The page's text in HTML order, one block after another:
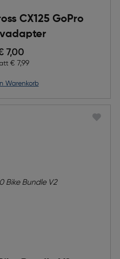
CX125 GoPro
nach Rabatts
7,00
Ursprünglicher Preis
€ 7,99
Warenkorb